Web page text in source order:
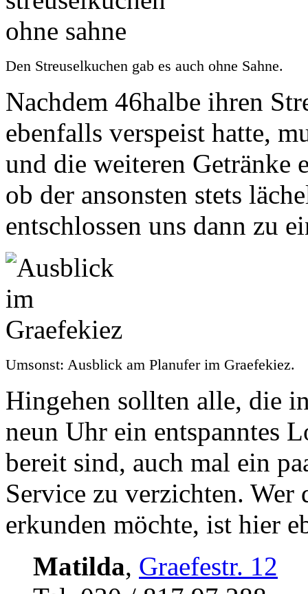
Den Streuselkuchen gab es auch ohne Sahne.
Nachdem 46halbe ihren
ebenfalls verspeist hatte,
und die weiteren Getränke
ob der ansonsten stets
entschlossen uns dann zu
Umsonst: Ausblick am Planufer im Graefekiez.
Hingehen sollten alle, die
neun Uhr ein entspanntes
bereit sind, auch mal ein
Service zu verzichten. Wer
erkunden möchte, ist hier
Matilda, Graefestr. 12